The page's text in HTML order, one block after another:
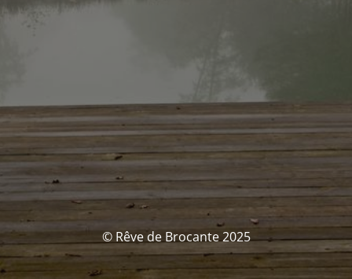
© Rêve de Brocante 2025